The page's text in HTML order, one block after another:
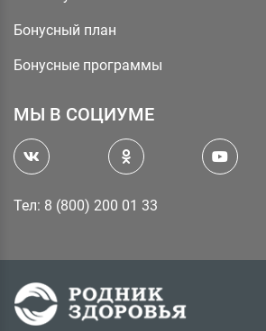
Бонусный план
Бонусные программы
МЫ В СОЦИУМЕ
Тел: 8 (800) 200 01 33